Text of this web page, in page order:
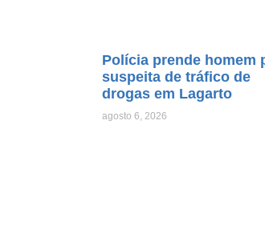
Polícia prende homem
suspeita de tráfico de
drogas em Lagarto
agosto 6, 2026